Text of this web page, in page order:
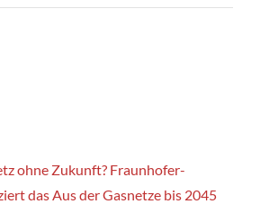
ohne Zukunft? Fraunhofer-
das Aus der Gasnetze bis 2045